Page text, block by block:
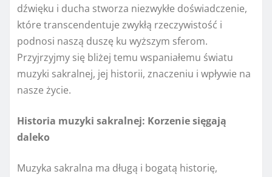
dźwięku i ducha stworza niezwykłe doświadczenie,
które transcendentuje zwykłą rzeczywistość i
podnosi naszą duszę ku wyższym sferom.
Przyjrzyjmy się bliżej temu wspaniałemu światu
muzyki sakralnej, jej historii, znaczeniu i wpływie na
nasze życie.
Historia muzyki sakralnej: Korzenie sięgają
daleko
Muzyka sakralna ma długą i bogatą historię,